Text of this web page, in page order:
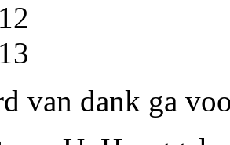
van dank ga